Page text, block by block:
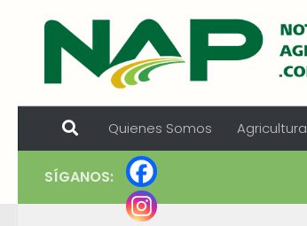
Skip to content
Quienes Somos Agricultura
SÍGANOS: